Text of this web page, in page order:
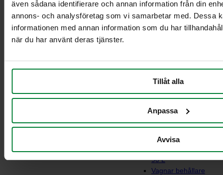
även sådana identifierare och annan information från din
annons- och analysföretag som vi samarbetar med. Dessa
informationen med annan information som du har
när du har använt deras tjänster.
Tillåt alla
Anpassa
Avvisa
Vagn 21-29L
behållare
Vagn 2 x 21-29L
behållare
x 60L
Vagnar behållare
90 L
90 L
Vagnar behållare